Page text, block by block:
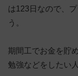
は123日なので、
う。
期間工でお金を貯
勉強などをしたい